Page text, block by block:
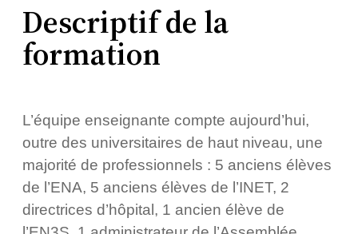
Descriptif de la
formation
L’équipe enseignante compte aujourd’hui,
outre des universitaires de haut niveau, une
majorité de professionnels : 5 anciens élèves
de l’ENA, 5 anciens élèves de l’INET, 2
directrices d’hôpital, 1 ancien élève de